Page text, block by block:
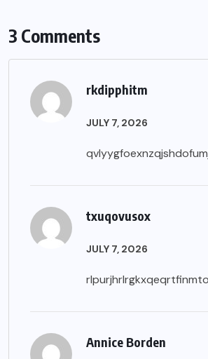
3 Comments
rkdipphitm
JULY 7, 2026
txuqovusox
JULY 7, 2026
Annice Borden